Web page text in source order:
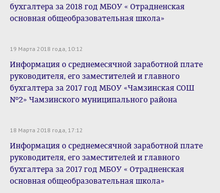
бухгалтера за 2018 год МБОУ « Отрадненская
основная общеобразовательная школа»
19 Марта 2018 года, 10:12
Информация о среднемесячной заработной плате
руководителя, его заместителей и главного
бухгалтера за 2017 год МБОУ «Чамзинская СОШ
№2» Чамзинского муниципального района
18 Марта 2018 года, 17:12
Информация о среднемесячной заработной плате
руководителя, его заместителей и главного
бухгалтера за 2017 год МБОУ « Отрадненская
основная общеобразовательная школа»